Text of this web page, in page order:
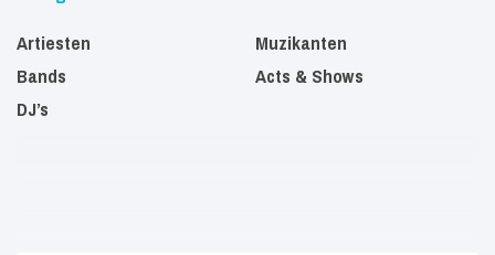
Artiesten
Bands
DJ’s
Muzikanten
Acts & Shows